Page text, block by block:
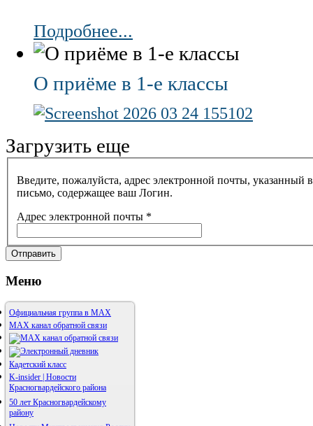
Подробнее...
О приёме в 1-е классы
Загрузить еще
Введите, пожалуйста, адрес электронной почты, указанный
письмо, содержащее ваш Логин.
Адрес электронной почты *
Отправить
Меню
Официальная группа в МАХ
MAX канал обратной связи
Кадетский класс
K-insider | Новости
Красногвардейского района
50 лет Красногвардейскому
району